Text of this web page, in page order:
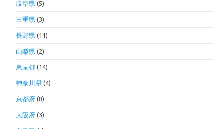
岐阜県 (5)
三重県 (3)
長野県 (11)
山梨県 (2)
東京都 (14)
神奈川県 (4)
京都府 (8)
大阪府 (3)